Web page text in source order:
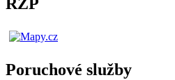
RZP
Poruchové služby